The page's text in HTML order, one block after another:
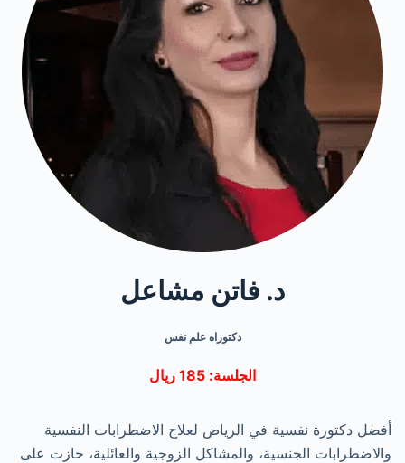
د. فاتن مشاعل
دكتوراه علم نفس
الجلسة: 185 ريال
أفضل دكتورة نفسية في الرياض لعلاج الاضطرابات النفسية
والاضطرابات الجنسية، والمشاكل الزوجية والعائلية، حازت على